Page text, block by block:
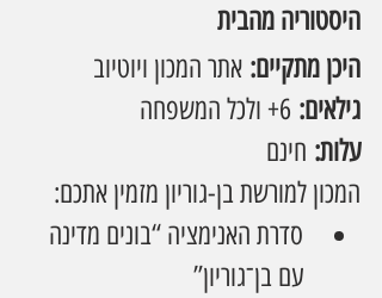
היסטוריה מהבית
היכן מתקיים: אתר המכון ויוטיוב
גילאים:
עלות: חינם
המכון למורשת בן-גוריון מזמין אתכם:
סדרת האנימציה “בונים מדינה
עם בן־גוריון”